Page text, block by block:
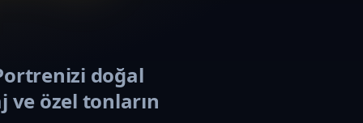
doğal
özel tonların